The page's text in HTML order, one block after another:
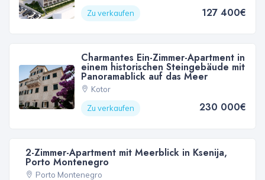
Zu verkaufen
127 400€
Charmantes Ein-Zimmer-Apartment in
einem historischen Steingebäude mit
Panoramablick auf das Meer
Kotor
Zu verkaufen
230 000€
2-Zimmer-Apartment mit Meerblick in Ksenija,
Porto Montenegro
Porto Montenegro